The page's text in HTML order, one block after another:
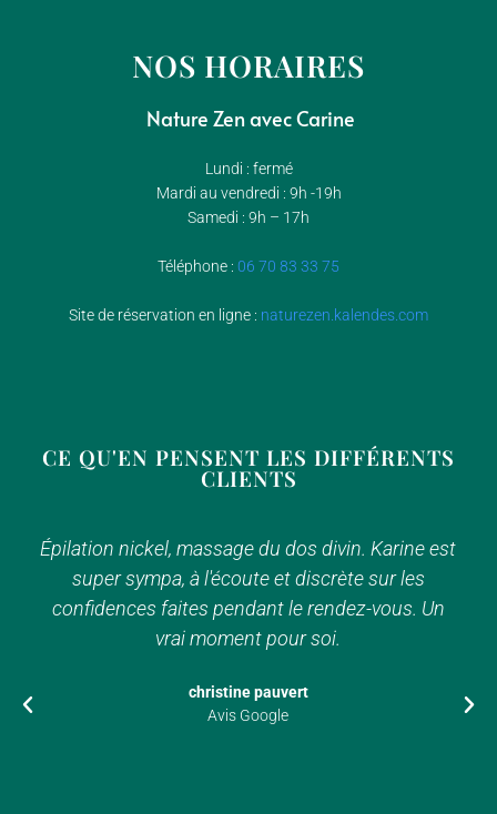
CE QU'EN PENSENT LES DIFFÉRENTS
CLIENTS
Épilation nickel, massage du dos divin. Karine est
super sympa, à l'écoute et discrète sur les
confidences faites pendant le rendez-vous. Un
vrai moment pour soi.
christine pauvert
Avis Google
NOS HORAIRES
Nature Zen avec Carine
Lundi : fermé
Mardi au vendredi : 9h -19h
Samedi : 9h – 17h
Téléphone : 06 70 83 33 75
Site de réservation en ligne : naturezen.kalendes.com